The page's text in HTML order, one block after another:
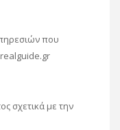
που
σχετικά με την